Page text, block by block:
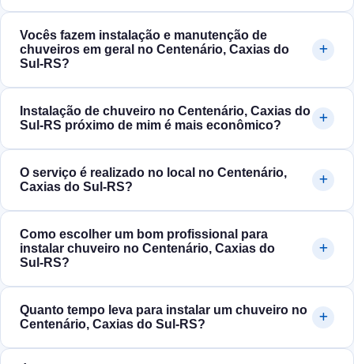
Vocês fazem instalação e manutenção de
chuveiros em geral no Centenário, Caxias do
Sul‑RS?
Instalação de chuveiro no Centenário, Caxias do
Sul‑RS próximo de mim é mais econômico?
O serviço é realizado no local no Centenário,
Caxias do Sul‑RS?
Como escolher um bom profissional para
instalar chuveiro no Centenário, Caxias do
Sul‑RS?
Quanto tempo leva para instalar um chuveiro no
Centenário, Caxias do Sul‑RS?